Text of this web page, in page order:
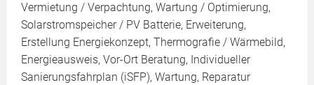
Vermietung / Verpachtung, Wartung / Optimierung,
Solarstromspeicher / PV Batterie, Erweiterung,
Erstellung Energiekonzept, Thermografie / Wärmebild,
Energieausweis, Vor-Ort Beratung, Individueller
Sanierungsfahrplan (iSFP), Wartung, Reparatur